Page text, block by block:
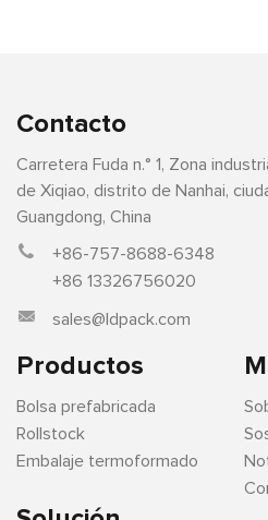
Contacto
Carretera Fuda n.° 1, Zona
de Xiqiao, distrito de Nanhai,
Guangdong, China
+86-757-8688-6348
+86 13326756020
sales@ldpack.com
Productos
Bolsa prefabricada
Rollstock
Embalaje termoformado